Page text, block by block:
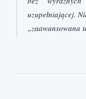
uzupełniającej.
„zaawansowana